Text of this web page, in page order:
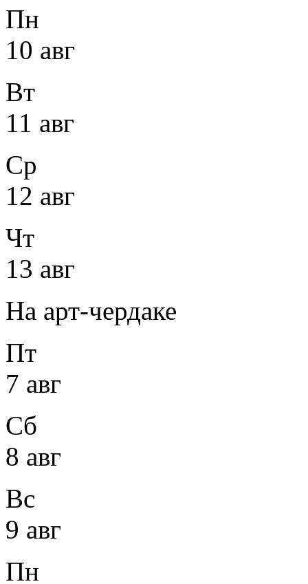
Пн
10 авг
Вт
11 авг
Ср
12 авг
Чт
13 авг
На арт-чердаке
Пт
7 авг
Сб
8 авг
Вс
9 авг
Пн